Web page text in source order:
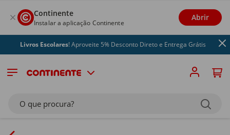
Continente
Instalar a aplicação Continente
Abrir
Livros Escolares! Aproveite 5% Desconto Direto e Entrega Grátis
O que procura?